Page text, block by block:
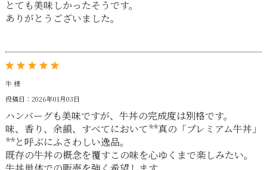
とても美味しかったそうです。
ありがとうございました。
牛 様
投稿日：2026年01月03日
ハンバーグも美味ですが、牛丼の完成度は別格です。
味、香り、余韻、すべてにおいて**真の「プレミアム牛丼」
**と呼ぶにふさわしい逸品。
既存の牛丼の概念を覆すこの味を心ゆくまで楽しみたい。